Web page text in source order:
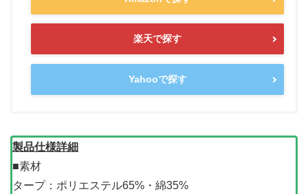
楽天で探す
Yahooで探す
製品仕様詳細
■素材
タープ：ポリエステル65%・綿35%